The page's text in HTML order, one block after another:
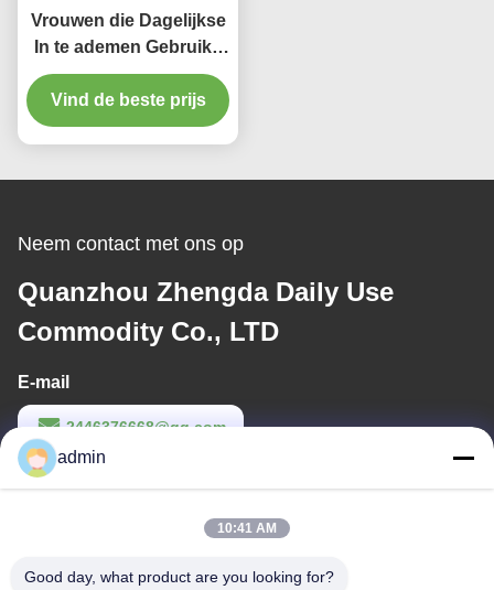
Vrouwen die Dagelijkse
In te ademen Gebruiks
Sanitaire Stootkussens
dragen een Rang
Beschikbare Douane
Vind de beste prijs
Neem contact met ons op
Quanzhou Zhengda Daily Use
Commodity Co., LTD
E-mail
2446376668@qq.com
Werktijd
admin
10:41 AM
Good day, what product are you looking for?